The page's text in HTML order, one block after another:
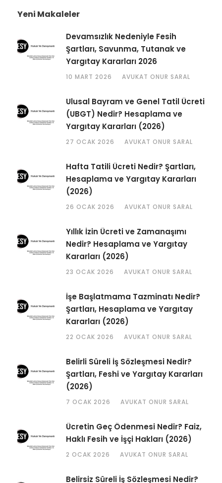
Yeni Makaleler
Devamsızlık Nedeniyle Fesih
Şartları, Savunma, Tutanak ve
Yargıtay Kararları 2026
10 MART 2026 AVUKAT ONUR SARAL
Ulusal Bayram ve Genel Tatil Ücreti
(UBGT) Nedir? Hesaplama ve
Yargıtay Kararları (2026)
27 OCAK 2026 AVUKAT ONUR SARAL
Hafta Tatili Ücreti Nedir? Şartları,
Hesaplama ve Yargıtay Kararları
(2026)
26 OCAK 2026 AVUKAT ONUR SARAL
Yıllık İzin Ücreti ve Zamanaşımı
Nedir? Hesaplama ve Yargıtay
Kararları (2026)
23 OCAK 2026 AVUKAT ONUR SARAL
İşe Başlatmama Tazminatı Nedir?
Şartları, Hesaplama ve Yargıtay
Kararları (2026)
22 OCAK 2026 AVUKAT ONUR SARAL
Belirli Süreli İş Sözleşmesi Nedir?
Şartları, Feshi ve Yargıtay Kararları
(2026)
7 OCAK 2026 AVUKAT ONUR SARAL
Ücretin Geç Ödenmesi Nedir? Faiz,
Haklı Fesih ve İşçi Hakları (2026)
2 OCAK 2026 AVUKAT ONUR SARAL
Belirsiz Süreli İş Sözleşmesi Nedir?